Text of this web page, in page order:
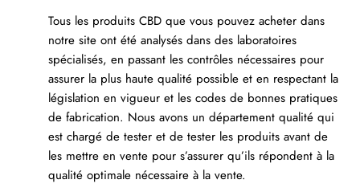
Tous les produits CBD que vous pouvez acheter dans
notre site ont été analysés dans des laboratoires
spécialisés, en passant les contrôles nécessaires pour
assurer la plus haute qualité possible et en respectant la
législation en vigueur et les codes de bonnes pratiques
de fabrication. Nous avons un département qualité qui
est chargé de tester et de tester les produits avant de
les mettre en vente pour s’assurer qu’ils répondent à la
qualité optimale nécessaire à la vente.